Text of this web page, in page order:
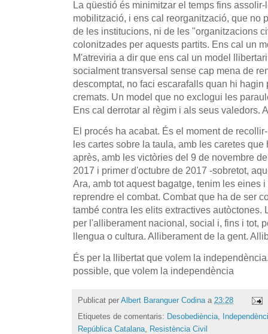
La qüestió és minimitzar el temps fins
mobilització, i ens cal reorganització, que no
de les institucions, ni de les "organitzacions
colonitzades per aquests partits. Ens cal un
M'atreviria a dir que ens cal un model
socialment transversal sense cap mena de
descomptat, no faci escarafalls quan hi hagin
cremats. Un model que no exclogui les
Ens cal derrotar al règim i als seus valedors.
El procés ha acabat. És el moment de
les cartes sobre la taula, amb les caretes
après, amb les victòries del 9 de novembre
2017 i primer d'octubre de 2017 -sobretot,
Ara, amb tot aquest bagatge, tenim les eines
reprendre el combat. Combat que ha de ser
també contra les elits extractives
per l'alliberament nacional, social i, fins i tot,
llengua o cultura. Alliberament de la gent.
És per la llibertat que volem la
possible, que volem la independència
Publicat per Albert Baranguer Codina a 23:28
Etiquetes de comentaris: Desobediència
República Catalana
Resistència Civil